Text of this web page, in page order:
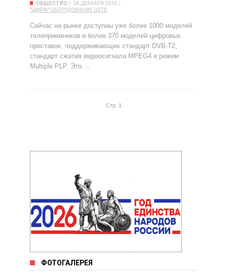
ОБЩЕСТВО
04 ДЕКАБРЯ 2018
"ЦИФРА" ОБОРУДОВАНИЕ ЦЭТВ
Сейчас на рынке доступны уже более 1000 моделей
телеприемников и более 370 моделей цифровых
приставок, поддерживающих стандарт DVB-T2,
стандарт сжатия видеосигнала MPEG4 и режим
Multiple PLP. Это …
Стр. 1
ФОТОГАЛЕРЕЯ